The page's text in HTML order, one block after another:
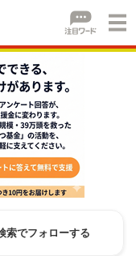
索でフォローする